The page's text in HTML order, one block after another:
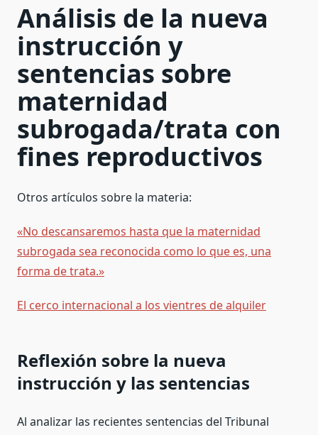
Análisis de la nueva
instrucción y
sentencias sobre
maternidad
subrogada/trata con
fines reproductivos
Otros artículos sobre la materia:
«No descansaremos hasta que la maternidad
subrogada sea reconocida como lo que es, una
forma de trata.»
El cerco internacional a los vientres de alquiler
Reflexión sobre la nueva
instrucción y las sentencias
Al analizar las recientes sentencias del Tribunal